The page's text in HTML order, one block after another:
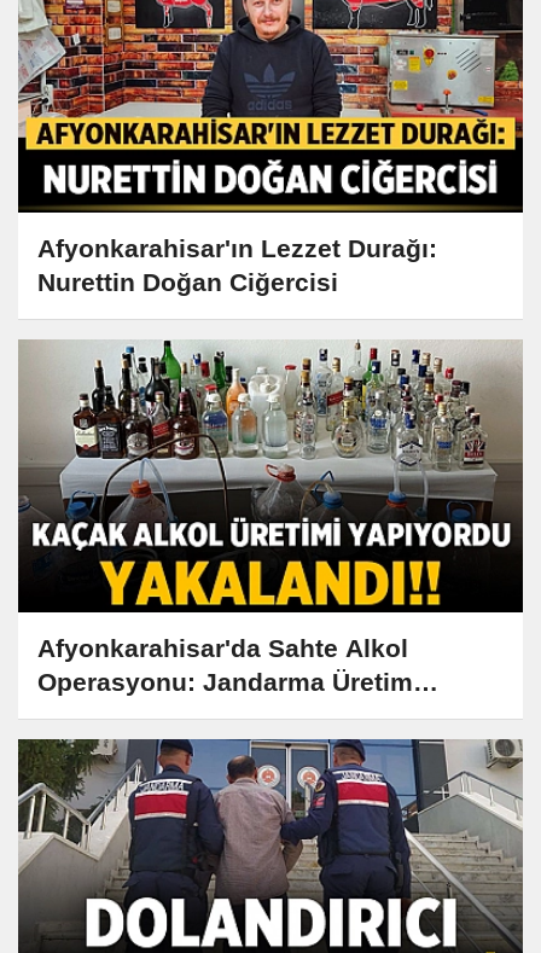
Afyonkarahisar'ın Lezzet Durağı:
Nurettin Doğan Ciğercisi
Afyonkarahisar'da Sahte Alkol
Operasyonu: Jandarma Üretim
Merkezine Baskın Yaptı!